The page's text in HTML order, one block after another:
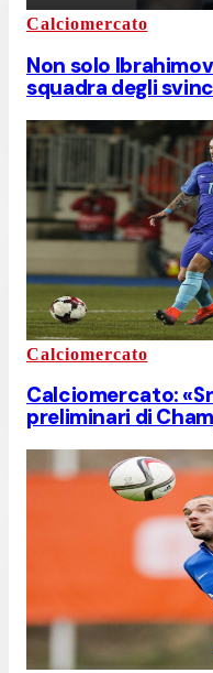
Calciomercato
Non solo
squadra degli
Calciomercato
Calciomercato:
preliminari di